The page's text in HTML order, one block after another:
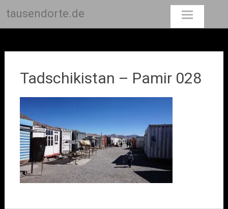
tausendorte.de
Tadschikistan – Pamir 028